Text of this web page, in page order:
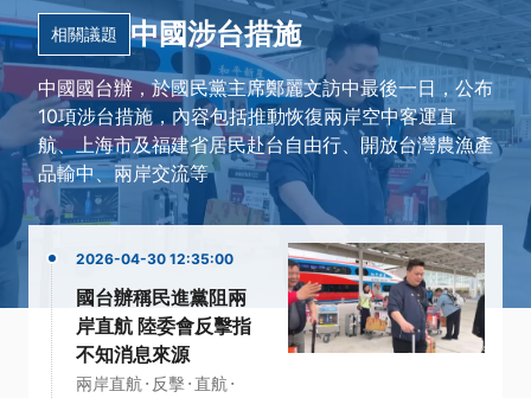
相關議題 中國涉台措施
中國國台辦，於國民黨主席鄭麗文訪中最後一日，公布
10項涉台措施，內容包括推動恢復兩岸空中客運直
航、上海市及福建省居民赴台自由行、開放台灣農漁產
品輸中、兩岸交流等
2026-04-30 12:35:00
國台辦稱民進黨阻兩
岸直航 陸委會反擊指
不知消息來源
兩岸直航 · 反擊 ·直航 ·